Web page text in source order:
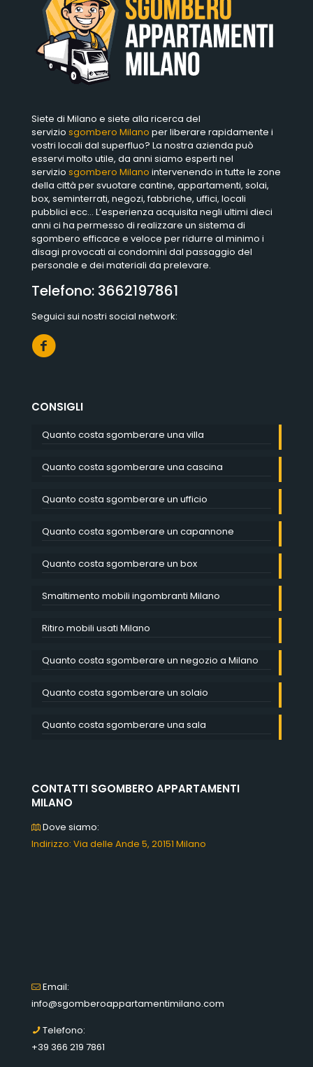
Siete di Milano e siete alla ricerca del
servizio sgombero Milano per liberare rapidamente i
vostri locali dal superfluo? La nostra azienda può
esservi molto utile, da anni siamo esperti nel
servizio sgombero Milano intervenendo in tutte le zone
della città per svuotare cantine, appartamenti, solai,
box, seminterrati, negozi, fabbriche, uffici, locali
pubblici ecc… L’esperienza acquisita negli ultimi dieci
anni ci ha permesso di realizzare un sistema di
sgombero efficace e veloce per ridurre al minimo i
disagi provocati ai condomini dal passaggio del
personale e dei materiali da prelevare.
Telefono: 3662197861
Seguici sui nostri social network:
CONSIGLI
Quanto costa sgomberare una villa
Quanto costa sgomberare una cascina
Quanto costa sgomberare un ufficio
Quanto costa sgomberare un capannone
Quanto costa sgomberare un box
Smaltimento mobili ingombranti Milano
Ritiro mobili usati Milano
Quanto costa sgomberare un negozio a Milano
Quanto costa sgomberare un solaio
Quanto costa sgomberare una sala
CONTATTI SGOMBERO APPARTAMENTI
MILANO
Dove siamo:
Indirizzo: Via delle Ande 5, 20151 Milano
Email:
info@sgomberoappartamentimilano.com
Telefono:
+39 366 219 7861